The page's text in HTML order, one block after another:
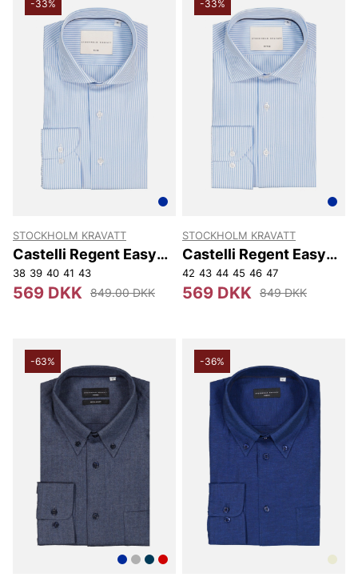
-33%
STOCKHOLM KRAVATT
Castelli Regent Easy
Iron Slim Fit
38 39 40 41 43
569 DKK 849.00 DKK
-33%
STOCKHOLM KRAVATT
Castelli Regent Easy
Iron Reg
42 43 44 45 46 47
569 DKK 849 DKK
-63% -36%